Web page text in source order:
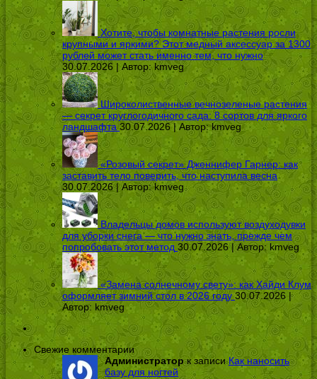
Хотите, чтобы комнатные растения росли
крупными и яркими? Этот медный аксессуар за 1300
рублей может стать именно тем, что нужно
30.07.2026 | Автор:kmveg
Широколиственные вечнозеленые растения
— секрет круглогодичного сада: 8 сортов для яркого
ландшафта 30.07.2026 | Автор:kmveg
«Розовый секрет» Дженнифер Гарнер: как
заставить тело поверить, что наступила весна
30.07.2026 | Автор:kmveg
Владельцы домов используют воздуходувки
для уборки снега — что нужно знать, прежде чем
попробовать этот метод 30.07.2026 | Автор: kmveg
«Замена солнечному свету»: как Хайди Клум
оформляет зимний стол в 2026 году 30.07.2026 |
Автор: kmveg
Свежие комментарии
Администраторк записиКак наносить
базу для ногтей